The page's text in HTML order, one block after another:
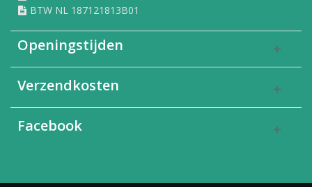
BTW NL 187121813B01
Openingstijden
Verzendkosten
Facebook